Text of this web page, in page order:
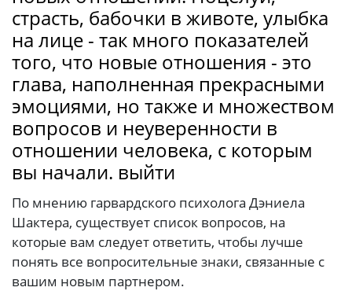
страсть, бабочки в животе, улыбка
на лице - так много показателей
того, что новые отношения - это
глава, наполненная прекрасными
эмоциями, но также и множеством
вопросов и неуверенности в
отношении человека, с которым
вы начали. выйти
По мнению гарвардского психолога Дэниела
Шактера, существует список вопросов, на
которые вам следует ответить, чтобы лучше
понять все вопросительные знаки, связанные с
вашим новым партнером.